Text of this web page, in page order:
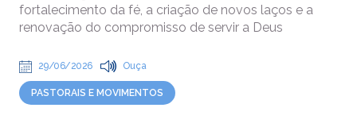
fortalecimento da fé, a criação de novos laços e a
renovação do compromisso de servir a Deus
29/06/2026 Ouça
PASTORAIS E MOVIMENTOS